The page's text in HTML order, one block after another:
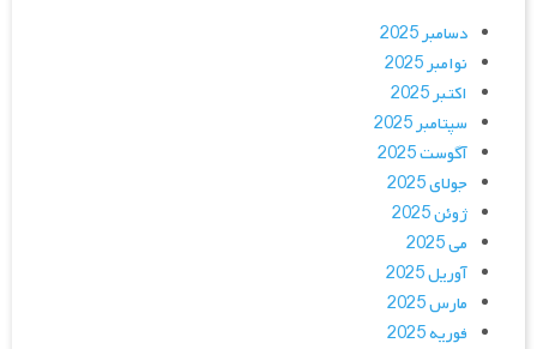
دسامبر 2025
نوامبر 2025
اکتبر 2025
سپتامبر 2025
آگوست 2025
جولای 2025
ژوئن 2025
می 2025
آوریل 2025
مارس 2025
فوریه 2025